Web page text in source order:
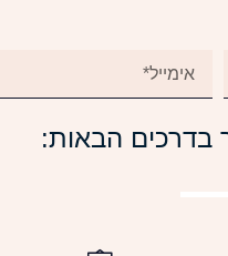
בדרכים הבאות: